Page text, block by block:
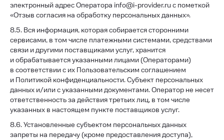
электронный адрес Оператора info@i-provider.ru с пометкой
«Отзыв согласия на обработку персональных данных».
8.5. Вся информация, которая собирается сторонними
сервисами, в том числе платежными системами, средствами
связи и другими поставщиками услуг, хранится
и обрабатывается указанными лицами (Операторами)
в соответствии с их Пользовательским соглашением
и Политикой конфиденциальности. Субъект персональных
данных и/или с указанными документами. Оператор не несет
ответственность за действия третьих лиц, в том числе
указанных в настоящем пункте поставщиков услуг.
8.6. Установленные субъектом персональных данных
запреты на передачу (кроме предоставления доступа),